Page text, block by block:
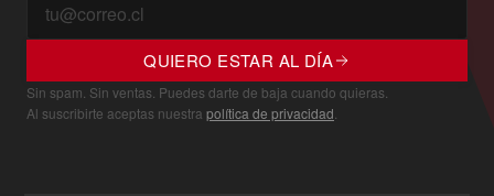
QUIERO ESTAR AL DÍA
Sin spam. Sin ventas. Puedes darte de baja cuando quieras.
Al suscribirte aceptas nuestra política de privacidad.